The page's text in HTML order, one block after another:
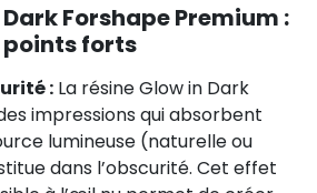
Forshape Premium :
forts
: La résine Glow in Dark
impressions qui absorbent
lumineuse (naturelle ou
dans l’obscurité. Cet effet